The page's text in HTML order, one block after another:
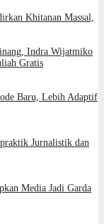
Khitanan Massal,
Indra Wijatmiko
Gratis
Baru, Lebih Adaptif
Jurnalistik dan
Media Jadi Garda